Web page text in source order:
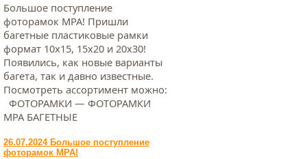
Большое поступление
фоторамок МРА! Пришли
багетные пластиковые рамки
формат 10х15, 15х20 и 20х30!
Появились, как новые варианты
багета, так и давно известные.
Посмотреть ассортимент можно:
ФОТОРАМКИ — ФОТОРАМКИ
МРА БАГЕТНЫЕ
26.07.2024 Большое поступление
фоторамок МРА!